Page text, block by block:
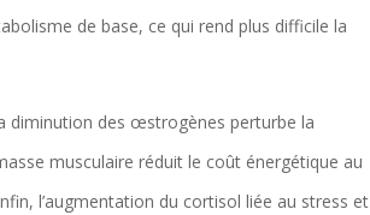
de base, ce qui rend plus difficile la
diminution des œstrogènes perturbe la
musculaire réduit le coût énergétique au
l’augmentation du cortisol liée au stress et